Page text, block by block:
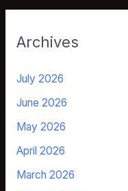
Archives
July 2026
June 2026
May 2026
April 2026
March 2026